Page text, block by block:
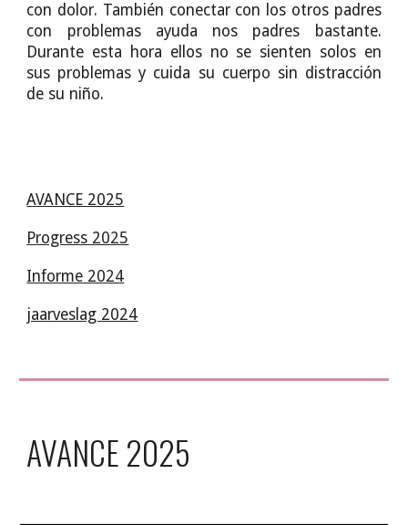
con dolor. También conectar con los otros padres
con problemas ayuda nos padres bastante.
Durante esta hora ellos no se sienten solos en
sus problemas y cuida su cuerpo sin distracción
de su niño.
AVANCE 2025
Progress 2025
Informe 2024
jaarveslag 2024
AVANCE 2025